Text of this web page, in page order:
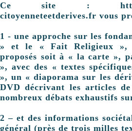
Ce site : https://
citoyenneteetderives.fr vous
1 - une approche sur les
» et le « Fait Religieux »,
proposés soit à « la carte »,
», avec des « textes
», un « diaporama sur les
DVD décrivant les articles
nombreux débats exhaustifs
2 – et des informations
général (près de trois milles